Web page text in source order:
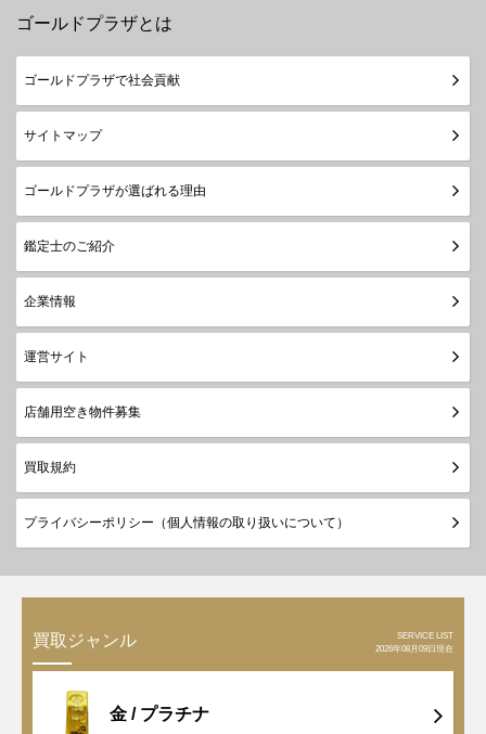
ゴールドプラザとは
ゴールドプラザで社会貢献
サイトマップ
ゴールドプラザが選ばれる理由
鑑定士のご紹介
企業情報
運営サイト
店舗用空き物件募集
買取規約
プライバシーポリシー（個人情報の取り扱いについて）
買取ジャンル
SERVICE LIST
2026年08月09日現在
金 / プラチナ